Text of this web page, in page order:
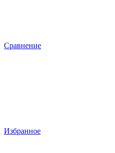
Сравнение
Избранное